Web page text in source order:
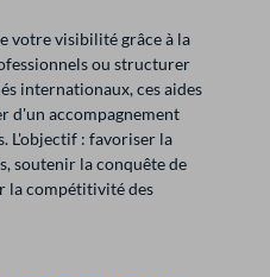
votre visibilité grâce à la
ou structurer
internationaux, ces aides
d'un accompagnement
L'objectif : favoriser la
soutenir la conquête de
la compétitivité des